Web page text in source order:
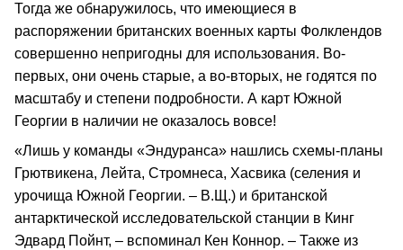
Тогда же обнаружилось, что имеющиеся в
распоряжении британских военных карты Фолклендов
совершенно непригодны для использования. Во-
первых, они очень старые, а во-вторых, не годятся по
масштабу и степени подробности. А карт Южной
Георгии в наличии не оказалось вовсе!
«Лишь у команды «Эндуранса» нашлись схемы-планы
Грютвикена, Лейта, Стромнеса, Хасвика (селения и
урочища Южной Георгии. – В.Щ.) и британской
антарктической исследовательской станции в Кинг
Эдвард Пойнт, – вспоминал Кен Коннор. – Также из